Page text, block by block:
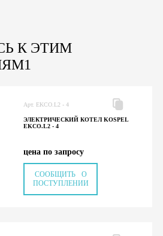
К ЭТИМ
Арт. EKCO.L2 - 4
ЭЛЕКТРИЧЕСКИЙ КОТЕЛ KOSPEL
EKCO.L2 - 4
цена по запросу
СООБЩИТЬ О
ПОСТУПЛЕНИИ